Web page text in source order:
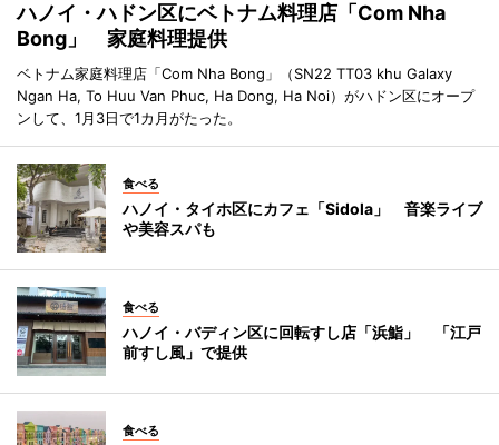
ハノイ・ハドン区にベトナム料理店「Com Nha
Bong」 家庭料理提供
ベトナム家庭料理店「Com Nha Bong」（SN22 TT03 khu Galaxy
Ngan Ha, To Huu Van Phuc, Ha Dong, Ha Noi）がハドン区にオープ
ンして、1月3日で1カ月がたった。
食べる
ハノイ・タイホ区にカフェ「Sidola」 音楽ライブ
や美容スパも
食べる
ハノイ・バディン区に回転すし店「浜鮨」 「江戸
前すし風」で提供
食べる